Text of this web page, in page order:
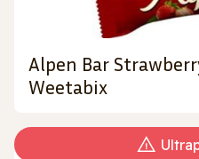
Alpen Bar
Weetabix